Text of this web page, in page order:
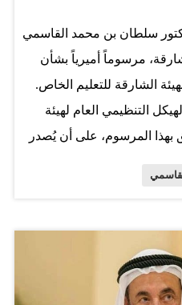
سلطان بن محمد القاسمي
مرسوماً أميرياً بشأن
الشارقة للتعليم الخاص.
التنظيمي العام لهيئة
بهذا المرسوم، على أن يُصدر
واستحداث أو دمج أو إلغاء أية
ضمن الهيكل التنظيمي